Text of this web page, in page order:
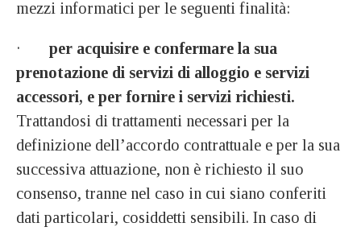
mezzi informatici per le seguenti finalità:
· per acquisire e confermare la sua
prenotazione di servizi di alloggio e servizi
accessori, e per fornire i servizi richiesti.
Trattandosi di trattamenti necessari per la
definizione dell’accordo contrattuale e per la sua
successiva attuazione, non è richiesto il suo
consenso, tranne nel caso in cui siano conferiti
dati particolari, cosiddetti sensibili. In caso di